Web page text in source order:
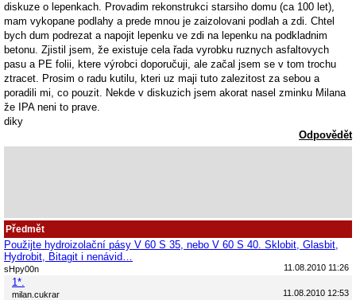
diskuze o lepenkach. Provadim rekonstrukci starsiho domu (ca 100 let),
mam vykopane podlahy a prede mnou je zaizolovani podlah a zdi. Chtel
bych dum podrezat a napojit lepenku ve zdi na lepenku na podkladnim
betonu. Zjistil jsem, že existuje cela řada vyrobku ruznych asfaltovych
pasu a PE folii, ktere výrobci doporučuji, ale začal jsem se v tom trochu
ztracet. Prosim o radu kutilu, kteri uz maji tuto zalezitost za sebou a
poradili mi, co pouzit. Nekde v diskuzich jsem akorat nasel zminku Milana
že IPA neni to prave.
diky
Odpovědět
Předmět
Použijte hydroizolační pásy V 60 S 35, nebo V 60 S 40. Sklobit, Glasbit,
Hydrobit, Bitagit i nenávid…
sHpy00n 11.08.2010 11:26
1*.
milan.cukrar 11.08.2010 12:53